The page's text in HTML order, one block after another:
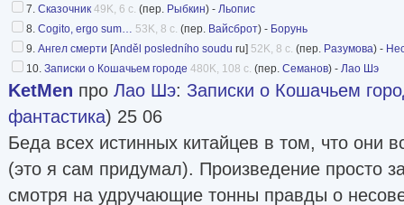
перевод Р. Белло), стр. 55-71
Антон Донев. Алмазный дым (рассказ,
72-77
Фридеш Каринти. Сын своего века
Гершковича), стр. 78-81
Фридеш Каринти. Письма в космос
Гершковича), стр. 81-84
Йожеф Черна. Пересадка мозга (рассказ,
7. Сказочник 49K, 6 с. (пер. Рыбкин) - Льопис
8. Cogito, ergo sum… 53K, 8 с. (пер. Вайсброт) - Борунь
9. Ангел смерти [Anděl posledního soudu ru] 52K, 8 с. (пер. Разумова) -
10. Записки о Кошачьем городе 480K, 108 с. (пер. Семанов) - Лао Шэ
KetMen про Лао Шэ: Записки о Кошачьем
фантастика) 25 06
Беда всех истинных китайцев в том, что они
(это я сам придумал). Произведение просто
смотря на удручающие тонны правды о